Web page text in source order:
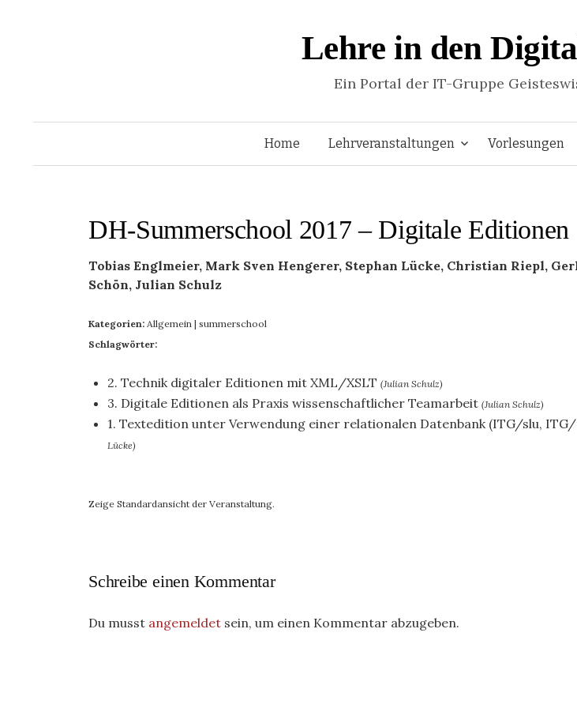
Lehre in den
Ein Portal der IT-Gruppe
Springe
Inhalt
Home Lehrveranstaltungen Vorlesungen
DH-Summerschool 2017 – Digitale Editionen
Tobias Englmeier, Mark Sven Hengerer, Stephan Lücke, Christian Riepl,
Schön, Julian Schulz
Kategorien: Allgemein | summerschool
Schlagwörter:
2. Technik digitaler Editionen mit XML/XSLT (Julian Schulz)
3. Digitale Editionen als Praxis wissenschaftlicher Teamarbeit (Julian Schulz)
1. Textedition unter Verwendung einer relationalen Datenbank (ITG/slu,
Lücke)
Zeige Standardansicht der Veranstaltung.
Schreibe einen Kommentar
Du musst angemeldet sein, um einen Kommentar abzugeben.